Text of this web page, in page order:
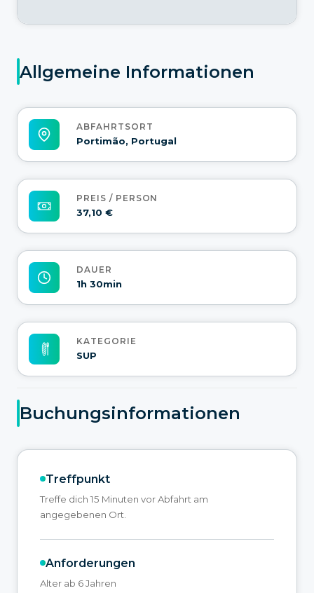
Allgemeine Informationen
ABFAHRTSORT
Portimão, Portugal
PREIS / PERSON
37,10 €
DAUER
1h 30min
KATEGORIE
SUP
Buchungsinformationen
Treffpunkt
Treffe dich 15 Minuten vor Abfahrt am
angegebenen Ort.
Anforderungen
Alter ab 6 Jahren